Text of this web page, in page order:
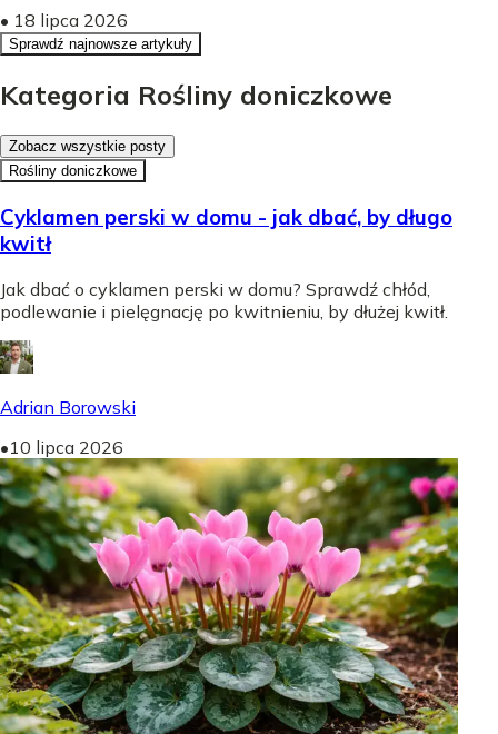
• 18 lipca 2026
Sprawdź najnowsze artykuły
Kategoria Rośliny doniczkowe
Zobacz wszystkie posty
Rośliny doniczkowe
Cyklamen perski w domu - jak dbać, by długo
kwitł
Jak dbać o cyklamen perski w domu? Sprawdź chłód,
podlewanie i pielęgnację po kwitnieniu, by dłużej kwitł.
Adrian Borowski
•10 lipca 2026